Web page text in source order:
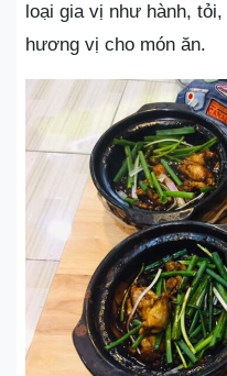
loại gia vị như hành,
hương vị cho món ăn.